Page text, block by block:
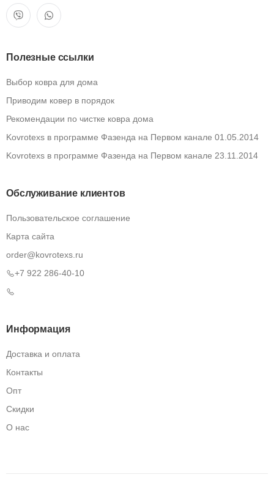
Полезные ссылки
Выбор ковра для дома
Приводим ковер в порядок
Рекомендации по чистке ковра дома
Kovrotexs в программе Фазенда на Первом канале 01.05.2014
Kovrotexs в программе Фазенда на Первом канале 23.11.2014
Обслуживание клиентов
Пользовательское соглашение
Карта сайта
order@kovrotexs.ru
+7 922 286-40-10
Информация
Доставка и оплата
Контакты
Опт
Скидки
О нас